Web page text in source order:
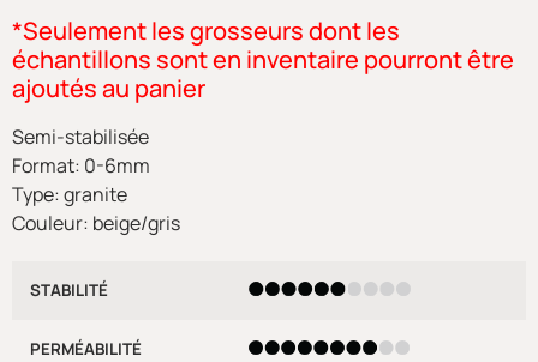
*Seulement les grosseurs dont les
échantillons sont en inventaire pourront être
ajoutés au panier
Semi-stabilisée
Format: 0-6mm
Type: granite
Couleur: beige/gris
STABILITÉ
PERMÉABILITÉ